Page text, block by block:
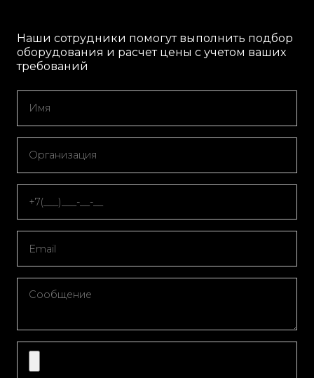
Наши сотрудники помогут выполнить подбор
оборудования и расчет цены с учетом ваших
требований